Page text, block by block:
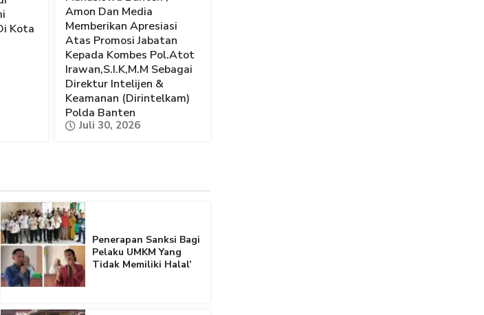
Kota
Amon Dan Media
Memberikan Apresiasi
Atas Promosi Jabatan
Kepada Kombes Pol.Atot
Irawan,S.I.K,M.M Sebagai
Direktur Intelijen &
Keamanan (Dirintelkam)
Polda Banten
Juli 30, 2026
Penerapan Sanksi Bagi
Pelaku UMKM Yang
Tidak Memiliki Halal’